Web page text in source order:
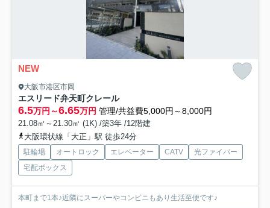
NEW
大阪市港区市岡
エスリード弁天町クレール
6.5万円～6.65万円 管理/共益費5,000円～8,000円
21.08㎡～21.30㎡ (1K) /築3年 /12階建
大阪環状線「大正」駅 徒歩24分
駐輪場 オートロック エレベーター CATV
光ファイバー
宅配ボックス
本町まで1本♪近隣にスーパーやコンビニもあり生活至便です♪